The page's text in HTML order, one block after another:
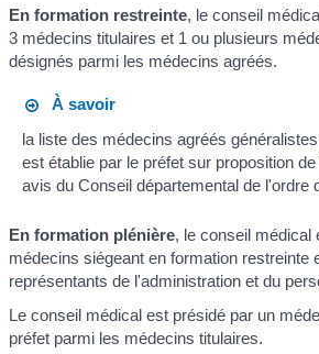
En formation restreinte, le conseil
3 médecins titulaires et 1 ou plusieurs
désignés parmi les médecins agréés.
À savoir
la liste des médecins agréés
est établie par le préfet sur proposition de
avis du Conseil départemental de l'ordre
En formation plénière, le conseil médical
médecins siégeant en formation restreinte
représentants de l'administration et du
Le conseil médical est présidé par un
préfet parmi les médecins titulaires.